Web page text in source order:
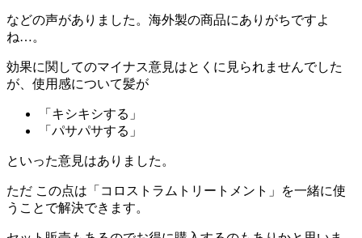
などの声がありました。海外製の商品にありがちですよ
ね…。
効果に関してのマイナス意見はとくに見られませんでした
が、使用感について髪が
「キシキシする」
「パサパサする」
といった意見はありました。
ただ この点は 「コロストラムトリートメント」を一緒に使
うことで解決できます。